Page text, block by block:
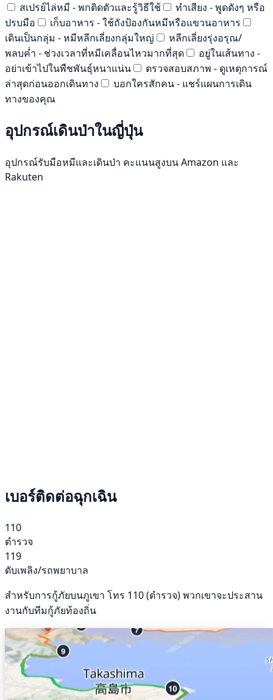
สเปรย์ไล่หมี - พกติดตัวและรู้วิธีใช้
ทำเสียง - พูดดังๆ หรือ
ปรบมือ
เก็บอาหาร - ใช้ถังป้องกันหมีหรือแขวนอาหาร
เดินเป็นกลุ่ม - หมีหลีกเลี่ยงกลุ่มใหญ่
หลีกเลี่ยงรุ่งอรุณ/
พลบค่ำ - ช่วงเวลาที่หมีเคลื่อนไหวมากที่สุด
อยู่ในเส้นทาง -
อย่าเข้าไปในพืชพันธุ์หนาแน่น
ตรวจสอบสภาพ - ดูเหตุการณ์
ล่าสุดก่อนออกเดินทาง
บอกใครสักคน - แชร์แผนการเดิน
ทางของคุณ
อุปกรณ์เดินป่าในญี่ปุ่น
อุปกรณ์รับมือหมีและเดินป่า คะแนนสูงบน Amazon และ
Rakuten
เบอร์ติดต่อฉุกเฉิน
110
ตำรวจ
119
ดับเพลิง/รถพยาบาล
สำหรับการกู้ภัยบนภูเขา โทร 110 (ตำรวจ) พวกเขาจะประสาน
งานกับทีมกู้ภัยท้องถิ่น